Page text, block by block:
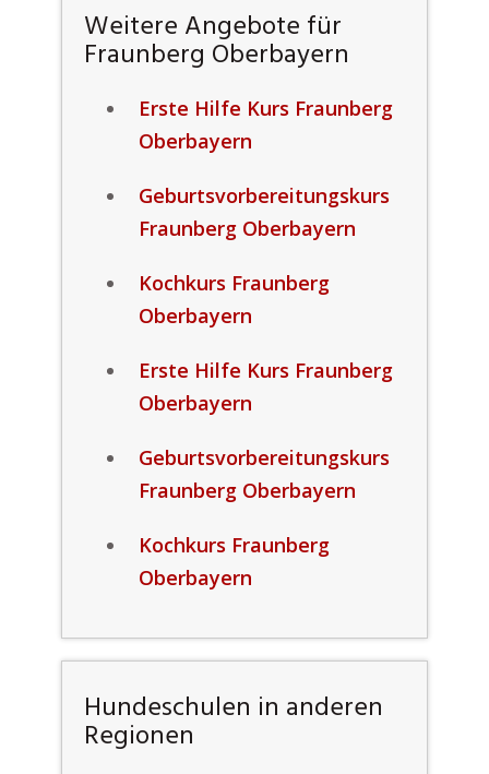
Weitere Angebote für
Fraunberg Oberbayern
Erste Hilfe Kurs Fraunberg
Oberbayern
Geburtsvorbereitungskurs
Fraunberg Oberbayern
Kochkurs Fraunberg
Oberbayern
Erste Hilfe Kurs Fraunberg
Oberbayern
Geburtsvorbereitungskurs
Fraunberg Oberbayern
Kochkurs Fraunberg
Oberbayern
Hundeschulen in anderen
Regionen